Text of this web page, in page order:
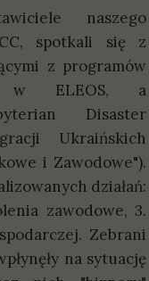
naszego
spotkali się z
z programów
w ELEOS, a
Disaster
Ukraińskich
i Zawodowe").
działań:
zawodowe, 3.
Zebrani
na sytuację